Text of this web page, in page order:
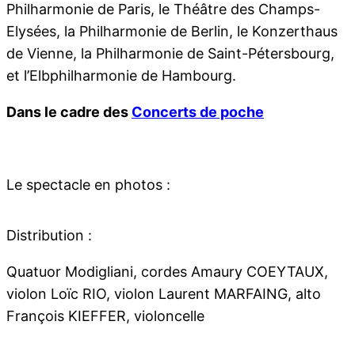
Philharmonie de Paris, le Théâtre des Champs-
Elysées, la Philharmonie de Berlin, le Konzerthaus
de Vienne, la Philharmonie de Saint-Pétersbourg,
et l’Elbphilharmonie de Hambourg.
Dans le cadre des Concerts de poche
Le spectacle en photos :
Distribution :
Quatuor Modigliani, cordes Amaury COEYTAUX,
violon Loïc RIO, violon Laurent MARFAING, alto
François KIEFFER, violoncelle